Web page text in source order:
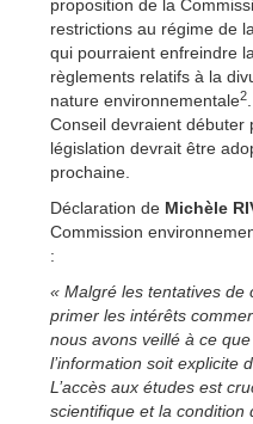
proposition de la
restrictions au régime de
qui pourraient enfreindre
règlements relatifs à la
nature environnementale2
Conseil devraient débuter
législation devrait être
prochaine.
Déclaration de Michèle
Commission
:
« Malgré les tentatives de
primer les intérêts
nous avons veillé à ce
l’information soit explicite
L’accès aux études est
scientifique et la condition